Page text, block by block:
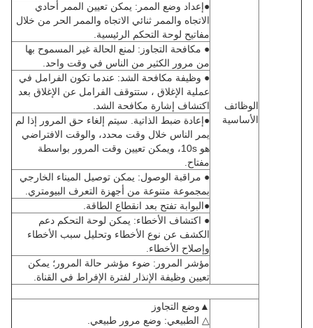
الوظائف
الأساسية
●إعداد وضع الممر: يمكن تعيين الممر أحادي
الاتجاه والممر ثنائي الاتجاه والممر الحر من خلال
مفاتيح لوحة التحكم الرئيسية.
● مكافحة التجاوز: لمنع الحالة غير المسموح بها
من مرور الكثير من الناس في وقت واحد.
● وظيفة مكافحة الشد: عندما تكون الفرامل في
عملية الإغلاق ، ستتوقف الفرامل عن الإغلاق بعد
اكتشاف إشارة مكافحة الشد.
●إعادة ضبط الذاتية. سيتم إلغاء حق المرور إذا لم
يمر الناس خلال وقت محدد، والوقت الافتراضي
هو 10s، ويمكن تعيين وقت المرور بواسطة
مفتاح.
● مراقبة الوصول: يمكن توصيل الميناء الخارجي
بمجموعة متنوعة من أجهزة التعرف البيومتري.
●البوابة تفتح بعد انقطاع الطاقة.
● اكتشاف الأخطاء: يمكن لوحة التحكم دعم
الكشف عن نوع الأخطاء وتحليل سبب الأخطاء
وإصلاح الأخطاء.
مؤشر المرور: ضوء مؤشر حالة المرور؛ يمكن
تعيين وظيفة الإنذار لفترة الإفراط في القناة.
▲وضع التجاوز
△ الطبيعي: وضع مرور طبيعي.